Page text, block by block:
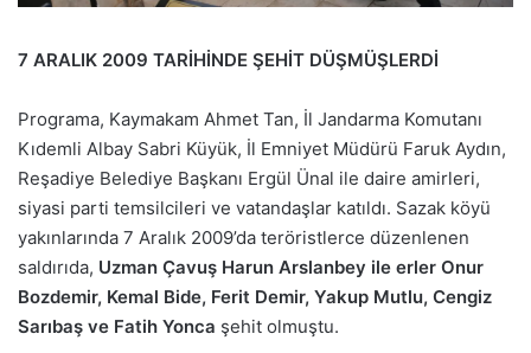
7 ARALIK 2009 TARİHİNDE ŞEHİT DÜŞMÜŞLERDİ
Programa, Kaymakam Ahmet Tan, İl Jandarma Komutanı
Kıdemli Albay Sabri Küyük, İl Emniyet Müdürü Faruk Aydın,
Reşadiye Belediye Başkanı Ergül Ünal ile daire amirleri,
siyasi parti temsilcileri ve vatandaşlar katıldı. Sazak köyü
yakınlarında 7 Aralık 2009’da teröristlerce düzenlenen
saldırıda, Uzman Çavuş Harun Arslanbey ile erler Onur
Bozdemir, Kemal Bide, Ferit Demir, Yakup Mutlu, Cengiz
Sarıbaş ve Fatih Yonca şehit olmuştu.